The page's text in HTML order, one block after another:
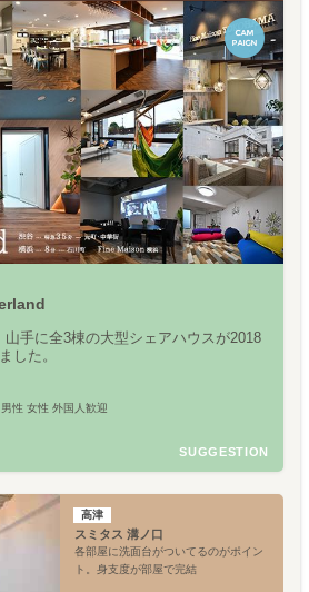
手に全3棟の大型シェアハウスが2018
した。
男性 女性 外国人歓迎
SUGGESTION
高津
スミタス 溝ノ口
各部屋に洗面台がついてるのがポイン
ト。身支度が部屋で完結